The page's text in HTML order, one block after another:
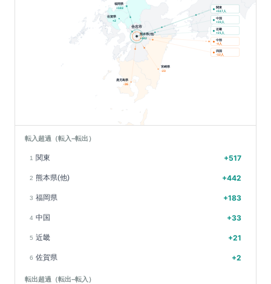
熊本県(他)
+442
福岡県
+183
佐賀県
+2
宮崎県
-23
鹿児島県
-36
合志市
関東
+517人
中国
+33人
近畿
+21人
中部
-4人
四国
-12人
転入超過（転入−転出）
1 関東 +517
2 熊本県(他) +442
3 福岡県 +183
4 中国 +33
5 近畿 +21
6 佐賀県 +2
転出超過（転出−転入）